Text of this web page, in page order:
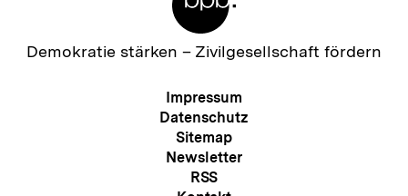
Zur
Demokratie stärken – Zivilgesellschaft fördern
Meta-
Navigation
Impressum
Datenschutz
Sitemap
Newsletter
RSS